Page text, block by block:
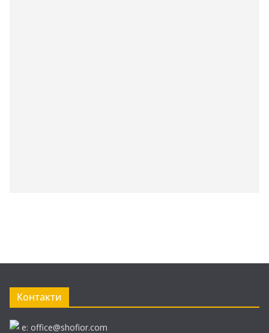
Контакти
e: office@shofior.com